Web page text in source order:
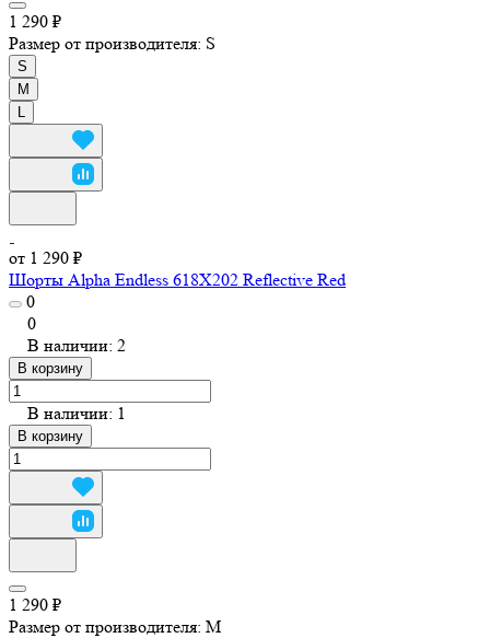
1 290 ₽
Размер от производителя: S
S
M
от 1 290 ₽
Шорты Alpha Endless 618X202 Reflective Red
0
0
В наличии: 2
В корзину
В наличии: 1
В корзину
1 290 ₽
Размер от производителя: M